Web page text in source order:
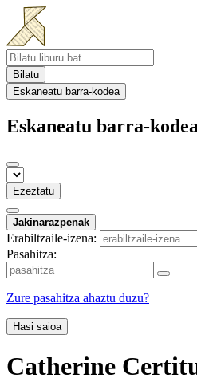
Bilatu
Eskaneatu barra-kodea
Eskaneatu barra-kodea
Ezeztatu
Jakinarazpenak
Erabiltzaile-izena:
Pasahitza:
Zure pasahitza ahaztu duzu?
Hasi saioa
Catherine